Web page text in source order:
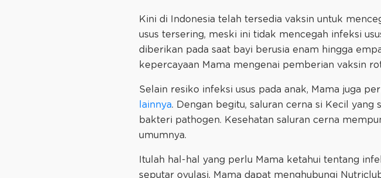
Kini di Indonesia telah tersedia vaksin untuk
usus tersering, meski ini tidak mencegah infeksi
diberikan pada saat bayi berusia enam hingga
kepercayaan Mama mengenai pemberian vaksin
Selain resiko infeksi usus pada anak, Mama juga
lainnya. Dengan begitu, saluran cerna si Kecil
bakteri pathogen. Kesehatan saluran cerna
umumnya.
Itulah hal-hal yang perlu Mama ketahui tentang
seputar ovulasi, Mama dapat menghubungi